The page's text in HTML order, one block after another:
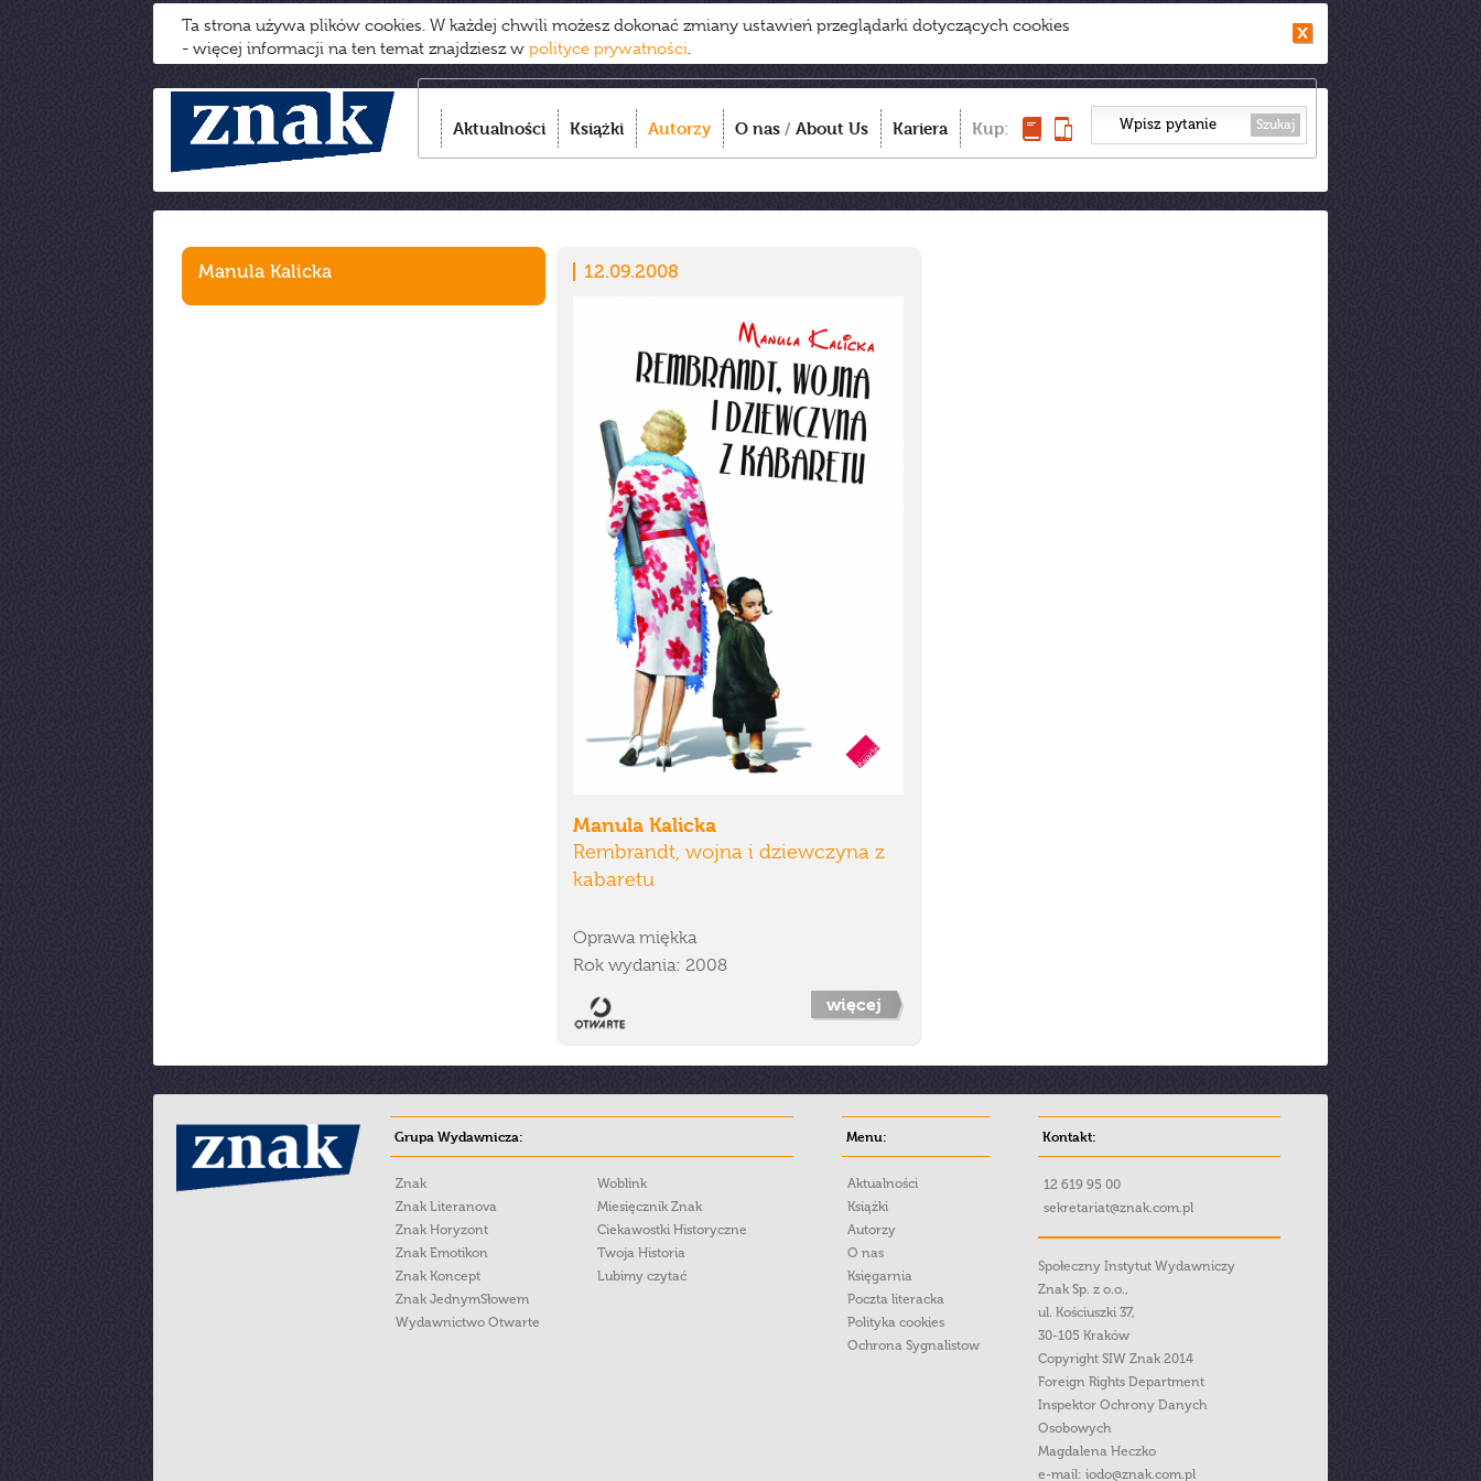
Ta strona używa plików cookies. W każdej chwili możesz dokonać zmiany ustawień przeglądarki dotyczących cookies
- więcej informacji na ten temat znajdziesz w polityce prywatności.
Aktualności Książki Autorzy O nas / About Us Kariera Kup: Szukaj
Manula Kalicka 12.09.2008
Manula Kalicka
Rembrandt, wojna i dziewczyna z
kabaretu
Oprawa miękka
Rok wydania: 2008
więcej
Grupa Wydawnicza:
Znak
Znak Literanova
Znak Horyzont
Znak Emotikon
Znak Koncept
Znak JednymSłowem
Wydawnictwo Otwarte
Woblink
Miesięcznik Znak
Ciekawostki Historyczne
Twoja Historia
Lubimy czytać
Menu:
Aktualności
Książki
Autorzy
O nas
Księgarnia
Poczta literacka
Polityka cookies
Ochrona Sygnalistow
Kontakt:
12 619 95 00
sekretariat@znak.com.pl
Społeczny Instytut Wydawniczy
Znak Sp. z o.o.,
ul. Kościuszki 37,
30-105 Kraków
Copyright SIW Znak 2014
Foreign Rights Department
Inspektor Ochrony Danych
Osobowych
Magdalena Heczko
e-mail: iodo@znak.com.pl